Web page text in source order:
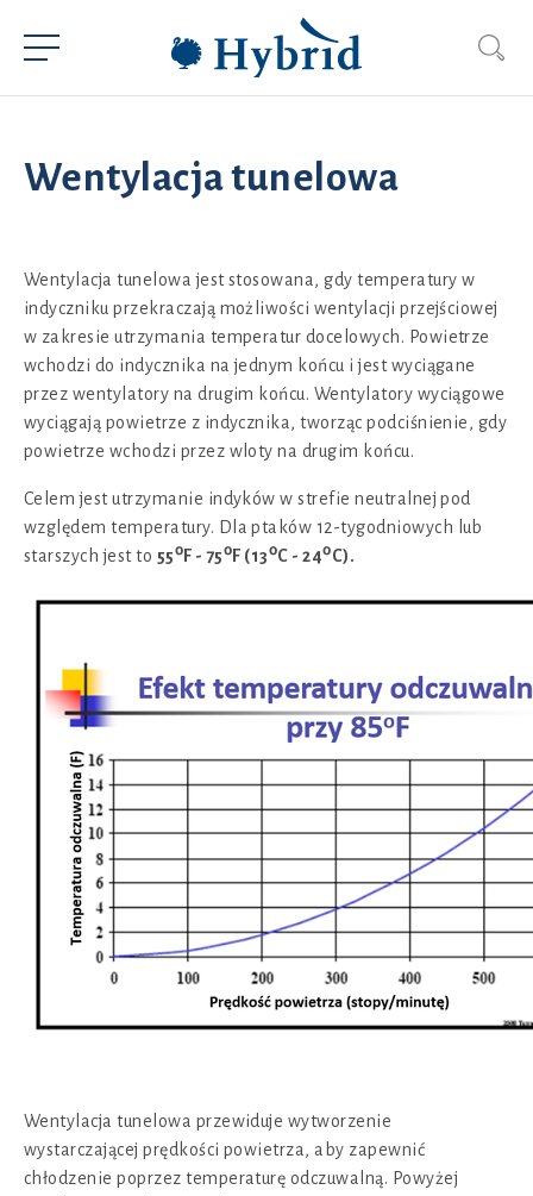
Wentylacja tunelowa
Wentylacja tunelowa jest stosowana, gdy temperatury w
indyczniku przekraczają możliwości wentylacji przejściowej
w zakresie utrzymania temperatur docelowych. Powietrze
wchodzi do indycznika na jednym końcu i jest wyciągane
przez wentylatory na drugim końcu. Wentylatory wyciągowe
wyciągają powietrze z indycznika, tworząc podciśnienie, gdy
powietrze wchodzi przez wloty na drugim końcu.
Celem jest utrzymanie indyków w strefie neutralnej pod
względem temperatury. Dla ptaków 12-tygodniowych lub
starszych jest to 55⁰F - 75⁰F (13⁰C - 24⁰C).
Wentylacja tunelowa przewiduje wytworzenie
wystarczającej prędkości powietrza, aby zapewnić
chłodzenie poprzez temperaturę odczuwalną. Powyżej